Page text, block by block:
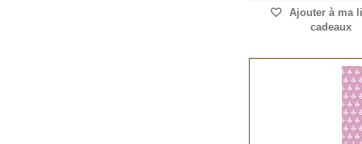
Ajouter à ma
cadeaux